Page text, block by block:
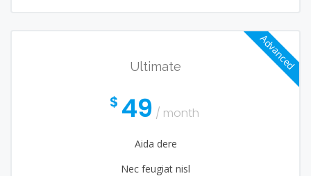
Advanced
Ultimate
$ 49 / month
Aida dere
Nec feugiat nisl